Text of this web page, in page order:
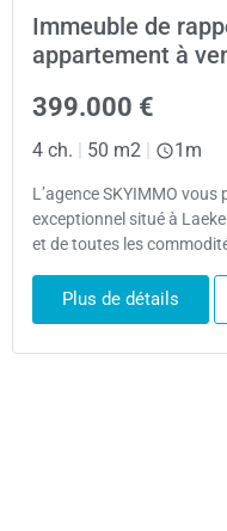
Immeuble de
appartement à
399.000 €
4 ch. | 50 m2 | 1m
L’agence SKYIMMO
exceptionnel situé à
et de toutes les
Plus de détails